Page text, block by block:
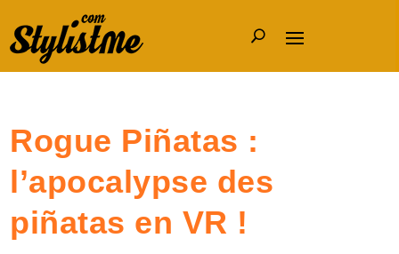
Rogue Piñatas :
l’apocalypse des
piñatas en VR !